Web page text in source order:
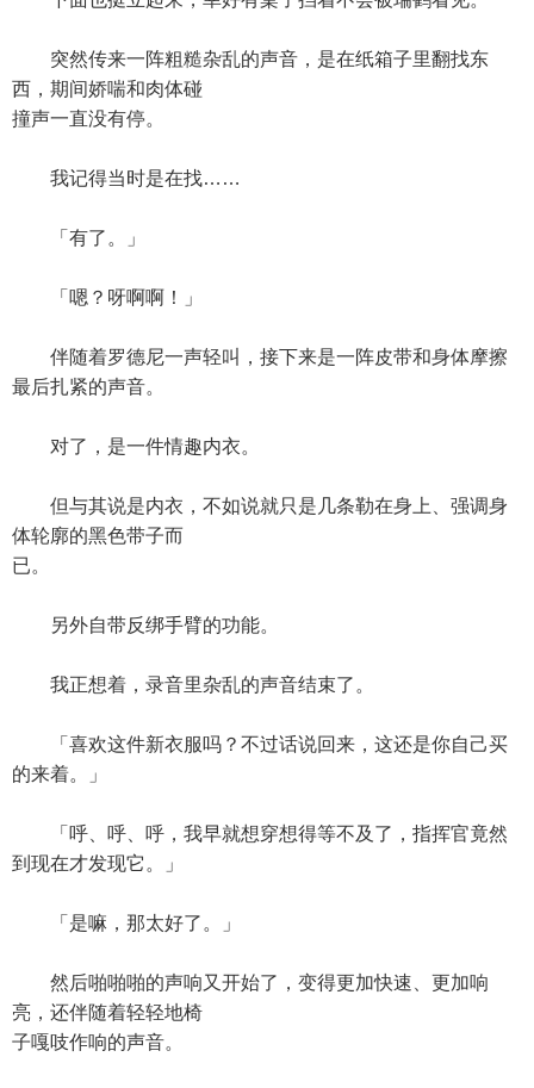
突然传来一阵粗糙杂乱的声音，是在纸箱子里翻找东
西，期间娇喘和肉体碰
撞声一直没有停。
我记得当时是在找……
「有了。」
「嗯？呀啊啊！」
伴随着罗德尼一声轻叫，接下来是一阵皮带和身体摩擦
最后扎紧的声音。
对了，是一件情趣内衣。
但与其说是内衣，不如说就只是几条勒在身上、强调身
体轮廓的黑色带子而
已。
另外自带反绑手臂的功能。
我正想着，录音里杂乱的声音结束了。
「喜欢这件新衣服吗？不过话说回来，这还是你自己买
的来着。」
「呼、呼、呼，我早就想穿想得等不及了，指挥官竟然
到现在才发现它。」
「是嘛，那太好了。」
然后啪啪啪的声响又开始了，变得更加快速、更加响
亮，还伴随着轻轻地椅
子嘎吱作响的声音。